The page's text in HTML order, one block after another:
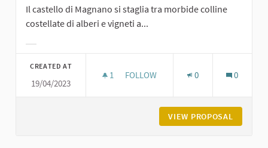
Il castello di Magnano si staglia tra morbide colline
costellate di alberi e vigneti a...
CREATED AT
19/04/2023
1 1 FOLLOWER
FOLLOW 0 0
VIEW PROPOSAL